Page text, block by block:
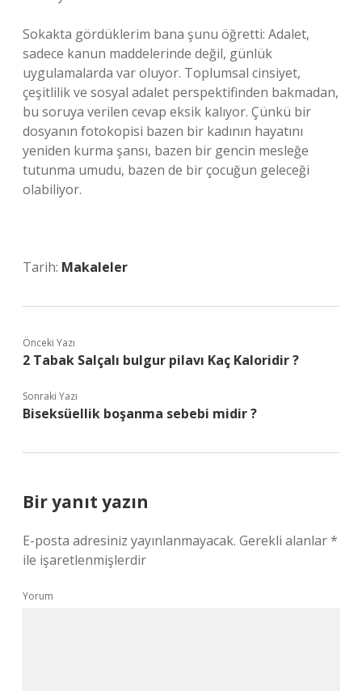
Sokakta gördüklerim bana şunu öğretti: Adalet,
sadece kanun maddelerinde değil, günlük
uygulamalarda var oluyor. Toplumsal cinsiyet,
çeşitlilik ve sosyal adalet perspektifinden bakmadan,
bu soruya verilen cevap eksik kalıyor. Çünkü bir
dosyanın fotokopisi bazen bir kadının hayatını
yeniden kurma şansı, bazen bir gencin mesleğe
tutunma umudu, bazen de bir çocuğun geleceği
olabiliyor.
Tarih: Makaleler
Önceki Yazı
2 Tabak Salçalı bulgur pilavı Kaç Kaloridir ?
Sonraki Yazı
Biseksüellik boşanma sebebi midir ?
Bir yanıt yazın
E-posta adresiniz yayınlanmayacak. Gerekli alanlar*
ile işaretlenmişlerdir
Yorum